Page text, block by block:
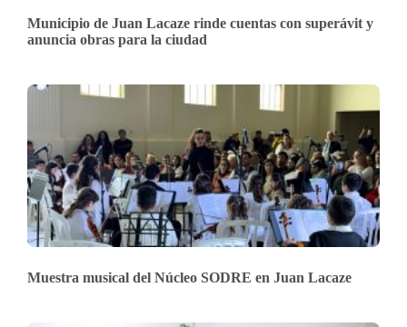
Municipio de Juan Lacaze rinde cuentas con superávit y
anuncia obras para la ciudad
Muestra musical del Núcleo SODRE en Juan Lacaze